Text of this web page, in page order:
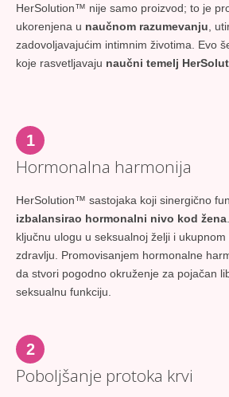
HerSolution™ nije samo proizvod; to je
ukorenjena u naučnom razumevanju ,
zadovoljavajućim intimnim životima. Evo
koje rasvetljavaju naučni temelj
1
Hormonalna harmonija
HerSolution™ sastojaka koji sinergično
izbalansirao hormonalni nivo kod žena
ključnu ulogu u seksualnoj želji i
zdravlju. Promovisanjem hormonalne
da stvori pogodno okruženje za pojačan
seksualnu funkciju.
2
Poboljšanje protoka krvi